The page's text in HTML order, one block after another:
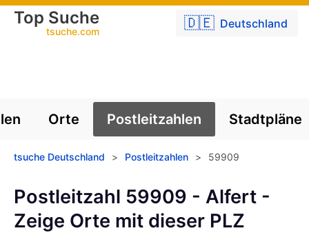
🇩🇪 Deutschland
Top Suche
tsuche.com
Orte Postleitzahlen Stadtpläne
tsuche Deutschland > Postleitzahlen > 59909
Postleitzahl 59909 - Alfert -
Zeige Orte mit dieser PLZ